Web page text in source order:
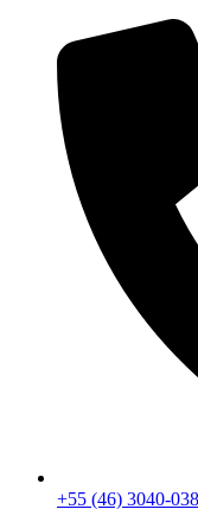
+55 (46) 3040-